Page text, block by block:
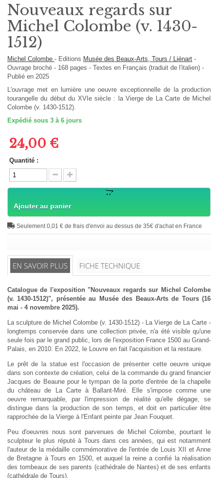
Nouveaux regards sur
Michel Colombe (v. 1430-
1512)
Michel Colombe - Editions Musée des Beaux-Arts, Tours / Liénart -
Ouvrage broché - 168 pages - Textes en Français (traduit de l'italien) -
Publié en 2025
L'ouvrage met en lumière une oeuvre exceptionnelle de la production
tourangelle du début du XVIe siècle : la Vierge de La Carte de Michel
Colombe (v. 1430-1512).
Expédié sous 3 à 6 jours
24,00 €
Quantité :
Ajouter au panier
Seulement 0,01 € de frais d'envoi au dessus de 35€ d'achat en France
EN SAVOIR PLUS FICHE TECHNIQUE
Catalogue de l'exposition "Nouveaux regards sur Michel Colombe
(v. 1430-1512)", présentée au Musée des Beaux-Arts de Tours (16
mai - 4 novembre 2025).
La sculpture de Michel Colombe (v. 1430-1512) - La Vierge de La Carte -
longtemps conservée dans une collection privée, n'a été visible qu'une
seule fois par le grand public, lors de l'exposition France 1500 au Grand-
Palais, en 2010. En 2022, le Louvre en fait l'acquisition et la restaure.
Le prêt de la statue est l'occasion de présenter cette oeuvre unique
dans son contexte de création, celui de la commande du grand financier
Jacques de Beaune pour le tympan de la porte d'entrée de la chapelle
du château de La Carte à Ballant-Miré. Elle s'impose comme une
oeuvre remarquable, par l'impression de réalité qu'elle dégage, se
distingue dans la production de son temps, et doit en particulier être
rapprochée de la Vierge à l'Enfant peinte par Jean Fouquet.
Peu d'oeuvres nous sont parvenues de Michel Colombe, pourtant le
sculpteur le plus réputé à Tours dans ces années, qui est notamment
l'auteur de la médaille commémorative de l'entrée de Louis XII et Anne
de Bretagne à Tours en 1500, et auquel la reine a confié la réalisation
des tombeaux de ses parents (cathédrale de Nantes) et de ses enfants
(cathédrale de Tours).